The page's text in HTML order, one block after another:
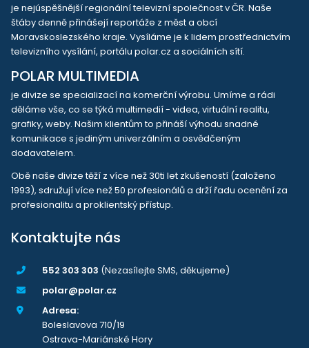
je nejúspěšnější regionální televizní společnost v ČR. Naše
štáby denně přinášejí reportáže z měst a obcí
Moravskoslezského kraje. Vysíláme je k lidem prostřednictvím
televizního vysílání, portálu polar.cz a sociálních sítí.
POLAR MULTIMEDIA
je divize se specializací na komerční výrobu. Umíme a rádi
děláme vše, co se týká multimedií - videa, virtuální realitu,
grafiky, weby. Našim klientům to přináší výhodu snadné
komunikace s jediným univerzálním a osvědčeným
dodavatelem.
Obě naše divize těží z více než 30ti let zkušeností (založeno
1993), sdružují více než 50 profesionálů a drží řadu ocenění za
profesionalitu a proklientský přístup.
Kontaktujte nás
552 303 303 (Nezasílejte SMS, děkujeme)
polar@polar.cz
Adresa:
Boleslavova 710/19
Ostrava-Mariánské Hory